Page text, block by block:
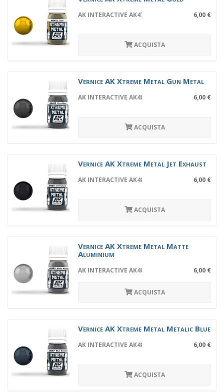
AK INTERACTIVE AK472 6,00 €
ACQUISTA
Vernice AK Xtreme Metal Gun Metal
AK INTERACTIVE AK483 6,00 €
ACQUISTA
Vernice AK Xtreme Metal Jet Exhaust
AK INTERACTIVE AK486 6,00 €
ACQUISTA
Vernice AK Xtreme Metal Matte
Aluminium
AK INTERACTIVE AK488 6,00 €
ACQUISTA
Vernice AK Xtreme Metal Metalic Blue
AK INTERACTIVE AK487 6,00 €
ACQUISTA